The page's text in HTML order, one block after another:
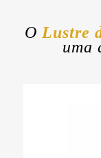
O Lustre
uma